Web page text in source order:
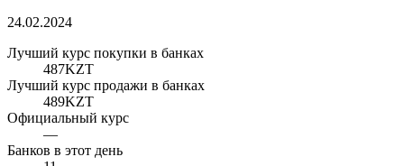
24.02.2024
Лучший курс покупки в банках
487KZT
Лучший курс продажи в банках
489KZT
Официальный курс
—
Банков в этот день